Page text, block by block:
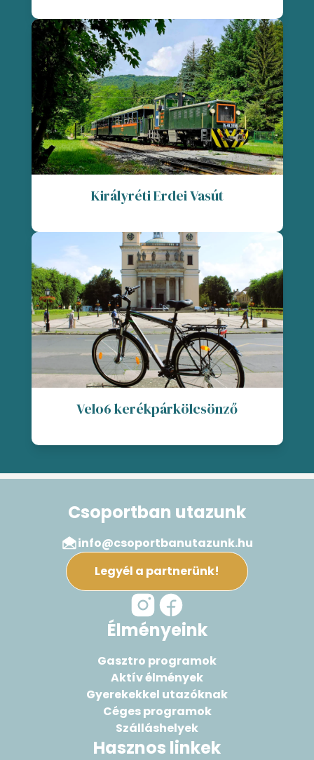
Királyréti Erdei Vasút
Velo6 kerékpárkölcsönző
Csoportban utazunk
info@csoportbanutazunk.hu
Legyél a partnerünk!
Élményeink
Gasztro programok
Aktív élmények
Gyerekekkel utazóknak
Céges programok
Szálláshelyek
Hasznos linkek